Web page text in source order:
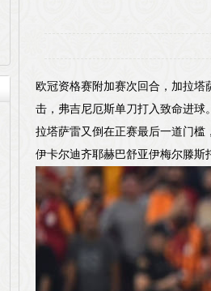
欧冠资格赛附加赛次回合，加拉塔
击，弗吉尼厄斯单刀打入致命进
拉塔萨雷又倒在正赛最后一道门
伊卡尔迪齐耶赫巴舒亚伊梅尔滕斯